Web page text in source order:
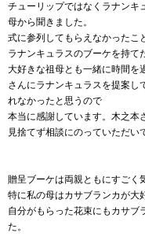
チューリップではなくラナンキ
母から聞きました。
式に参列してもらえなかったこ
ラナンキュラスのブーケを持て
大好きな祖母とも一緒に時間を
さんにラナンキュラスを提案し
れなかったと思うので
本当に感謝しています。木之本
見捨てず相談にのっていただい
贈呈ブーケは両親ともにすごく
特に私の母はカサブランカが大
自分がもらった花束にもカサブ
た。